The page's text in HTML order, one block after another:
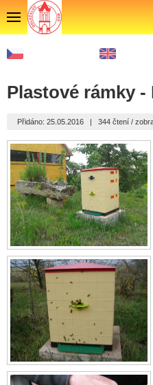
Plastové rámky
Přidáno: 25.05.2016 | 344 čtení /